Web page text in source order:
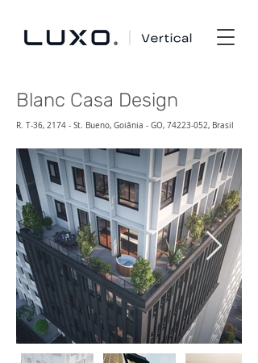
Blanc Casa Design
R. T-36, 2174 - St. Bueno, Goiânia - GO, 74223-052, Brasil